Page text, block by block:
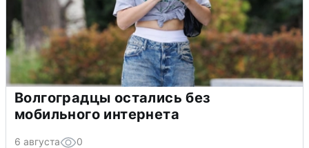
Волгоградцы остались без
мобильного интернета
6 августа 0